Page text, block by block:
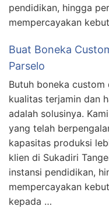
pendidikan, hingga
mempercayakan
Buat Boneka
Parselo
Butuh boneka custom
kualitas terjamin dan
adalah solusinya.
yang telah
kapasitas produksi
klien di Sukadiri
instansi pendidikan,
mempercayakan
kepada …